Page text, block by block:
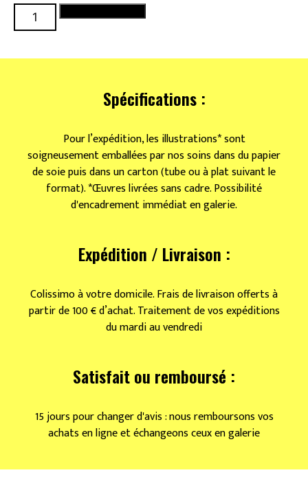
quantité
de
de
Spécifications :
Pour l’expédition, les illustrations* sont
soigneusement emballées par nos soins dans du papier
de soie puis dans un carton (tube ou à plat suivant le
format). *Œuvres livrées sans cadre. Possibilité
d'encadrement immédiat en galerie.
Expédition / Livraison :
Colissimo à votre domicile. Frais de livraison offerts à
partir de 100 € d’achat. Traitement de vos expéditions
du mardi au vendredi
Satisfait ou remboursé :
15 jours pour changer d'avis : nous remboursons vos
achats en ligne et échangeons ceux en galerie